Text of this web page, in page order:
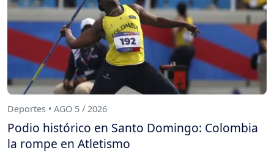
Deportes • AGO 5 / 2026
Podio histórico en Santo Domingo: Colombia
la rompe en Atletismo